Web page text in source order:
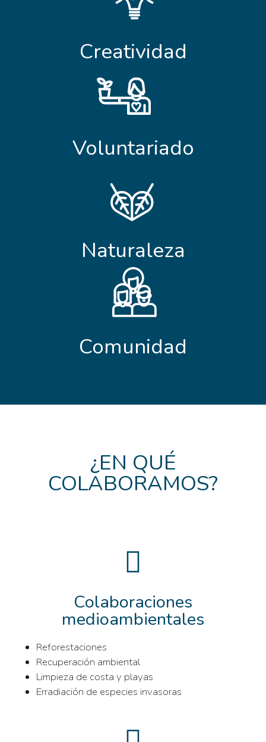
Creatividad
Voluntariado
Naturaleza
Comunidad
¿EN QUÉ
COLABORAMOS?
Colaboraciones
medioambientales
Reforestaciones
Recuperación ambiental
Limpieza de costa y playas
Erradiación de especies invasoras